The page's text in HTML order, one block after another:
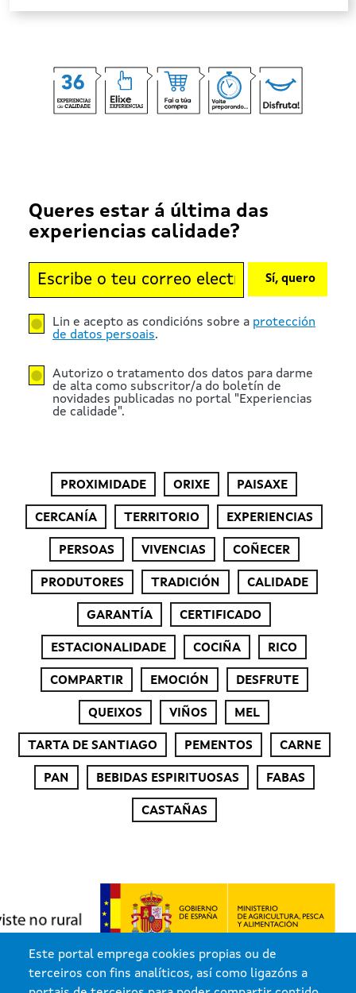
Este portal emprega cookies propias ou de
terceiros con fins analíticos, así como ligazóns a
Queres estar á última das
experiencias calidade?
Lin e acepto as condicións sobre a protección
de datos persoais.
Autorizo o tratamento dos datos para darme
de alta como subscritor/a do boletín de
novidades publicadas no portal "Experiencias
de calidade".
Sí, quero
PROXIMIDADE ORIXE PAISAXE
CERCANÍA TERRITORIO EXPERIENCIAS
PERSOAS VIVENCIAS COÑECER
PRODUTORES TRADICIÓN CALIDADE
GARANTÍA CERTIFICADO
ESTACIONALIDADE COCIÑA RICO
COMPARTIR EMOCIÓN DESFRUTE
QUEIXOS VIÑOS MEL
TARTA DE SANTIAGO PEMENTOS CARNE
PAN BEBIDAS ESPIRITUOSAS FABAS
CASTAÑAS